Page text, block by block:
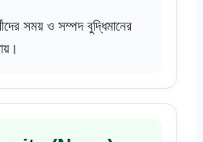
সময় ও সম্পদ বুদ্ধিমানের